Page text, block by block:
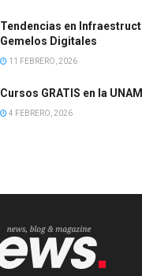
Tendencias en
Gemelos Digitales
11 FEBRERO, 2026
Cursos GRATIS en la
4 FEBRERO, 2026